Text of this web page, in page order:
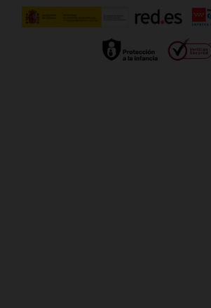
Gestionar UTIQ